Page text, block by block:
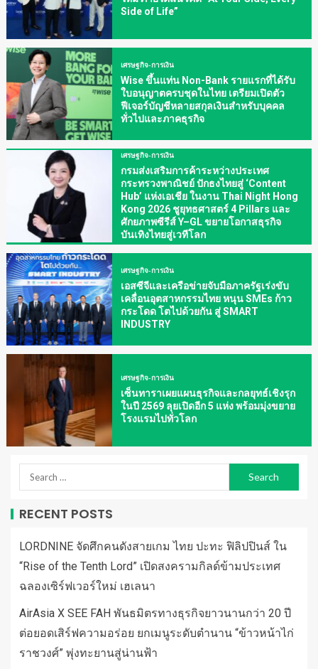
Side of Life”
เศรษฐกิจ-การเงิน
Wise ขึ้นแท่น Non-Bank รายแรกที่ได้รับ
ใบอนุญาตครบชุดในไทย เตรียมเปิดตัว
ฟีเจอร์บัญชีหลายสกุลเงินสำหรับบุคคล
ทั่วไปและภาคธุรกิจ
เศรษฐกิจ-การเงิน
กรมส่งเสริมการค้าระหว่างประเทศ
กระทรวงพาณิชย์ ปักธงไทยสู่ ‘Content
Hub’ แห่งเอเชีย ในงาน Thai Night Hong
Kong 2026 ชูยุทธศาสตร์ 4 Pillars และ
ศักยภาพซีรีส์ Y–GL ขยายโอกาสธุรกิจ
บันเทิงไทยสู่เวทีโลก
เศรษฐกิจ-การเงิน
เอสซีจีและเครือข่ายจับมือภาครัฐเร่งขับ
เคลื่อนอุตสาหกรรมไทย หนุน SMEs ก้าว
กระโดด โตไปด้วยกัน สู่ SMART
INDUSTRY
เศรษฐกิจ-การเงิน
เซ็นทาราเผยแผนธุรกิจและกลยุทธ์เชิงรุก
ในปี 2569 ลุยเปิดอีก 5 แห่ง พร้อมมุ่งขยาย
โรงแรมไปทั่วโลก
RECENT POSTS
LORDNINE จัดศึกคนดังสายเกม ไทย ปะทะ ฟิลิปปินส์ ใน
“Rise of the Tenth Lord” เปิดสงครามกิลด์ข้ามประเทศ
ฉลองเซิร์ฟเวอร์ใหม่ เฮเลนา
AirAsia X SEE FAH พันธมิตรทางธุรกิจยาวนานกว่า 20 ปี
ต่อยอดเสิร์ฟความอร่อย ยกเมนูระดับตำนาน “ข้าวหน้าไก่
ราชวงศ์” พุ่งทะยานสู่น่านฟ้า